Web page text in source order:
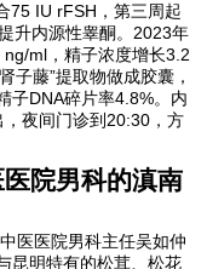
75 IU rFSH，第三周起
升内源性睾酮。2023年
ml，精子浓度增长3.2
子藤”提取物做成胶囊，
子DNA碎片率4.8%。内
夜间门诊到20:30，方
院男科的滇南
医医院男科主任吴如仲
昆明特有的松茸、松花